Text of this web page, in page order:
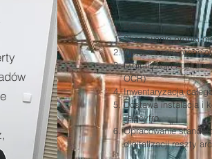
Zakres:
Skanowanie próbki
Opracowanie
Digitalizacja
OCR)
Inwentaryzacja
Dostawa instalacja i
Telecyfro
Opracowanie
digitalizacji reszty